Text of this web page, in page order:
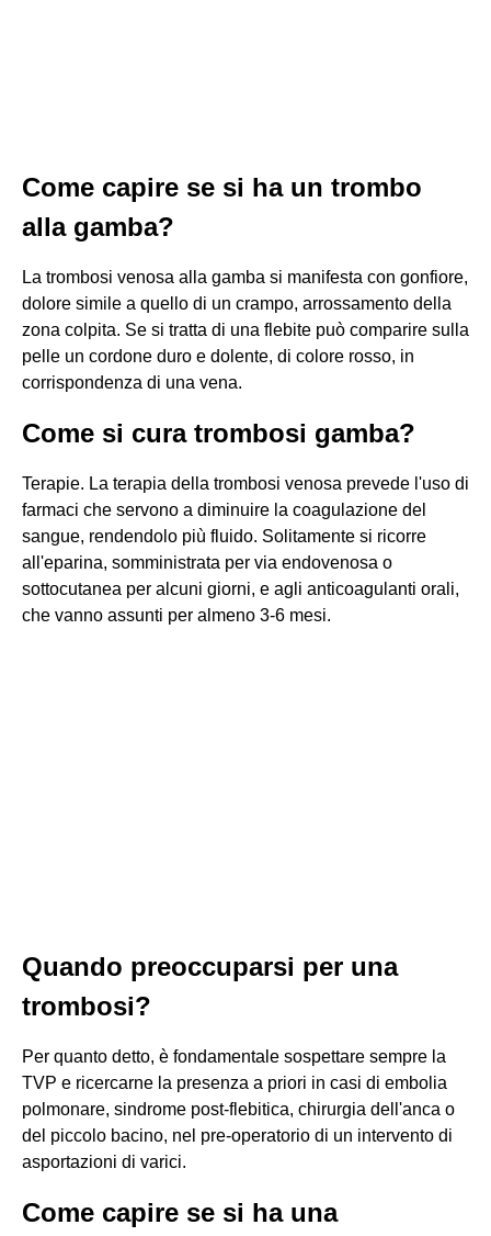
Come capire se si ha un trombo
alla gamba?
La trombosi venosa alla gamba si manifesta con gonfiore,
dolore simile a quello di un crampo, arrossamento della
zona colpita. Se si tratta di una flebite può comparire sulla
pelle un cordone duro e dolente, di colore rosso, in
corrispondenza di una vena.
Come si cura trombosi gamba?
Terapie. La terapia della trombosi venosa prevede l'uso di
farmaci che servono a diminuire la coagulazione del
sangue, rendendolo più fluido. Solitamente si ricorre
all'eparina, somministrata per via endovenosa o
sottocutanea per alcuni giorni, e agli anticoagulanti orali,
che vanno assunti per almeno 3-6 mesi.
Quando preoccuparsi per una
trombosi?
Per quanto detto, è fondamentale sospettare sempre la
TVP e ricercarne la presenza a priori in casi di embolia
polmonare, sindrome post-flebitica, chirurgia dell'anca o
del piccolo bacino, nel pre-operatorio di un intervento di
asportazioni di varici.
Come capire se si ha una